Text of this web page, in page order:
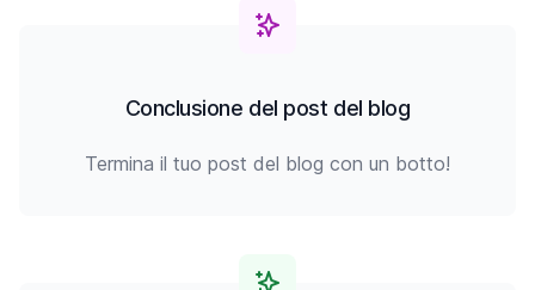
Conclusione del post del blog
Termina il tuo post del blog con un botto!